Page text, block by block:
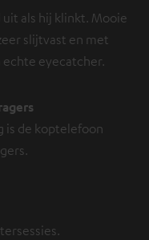
uit als hij klinkt. Mooie
slijtvast en met
eyecatcher.
is de koptelefoon